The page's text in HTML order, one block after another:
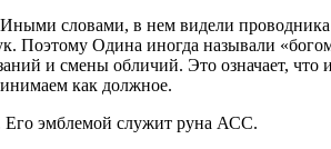
словами, в нем видели
Поэтому Одина иногда называли
и смены обличий. Это означает, что
как должное.
Его эмблемой служит руна АСС.